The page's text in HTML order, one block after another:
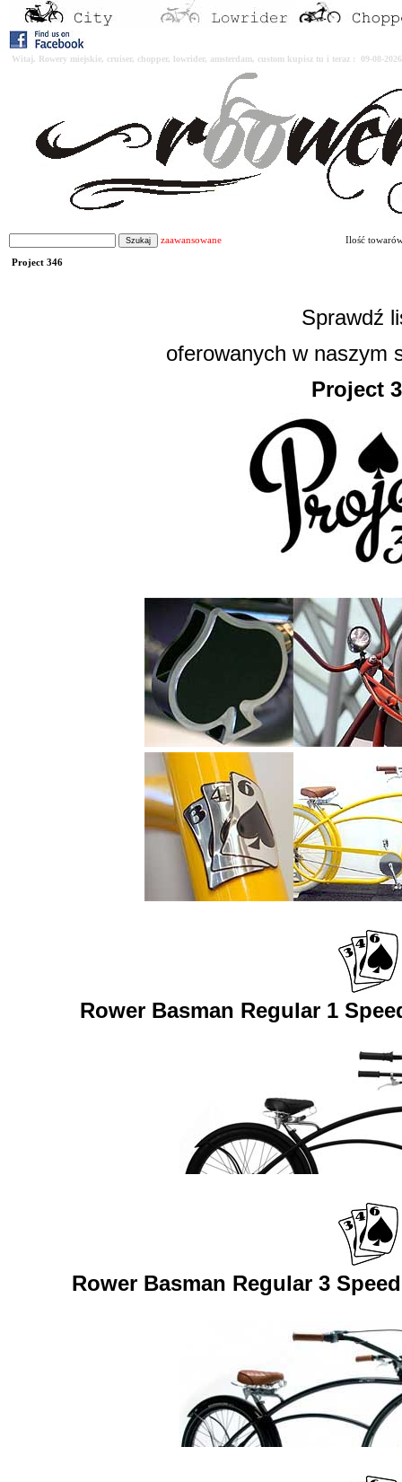
Witaj. Rowery miejskie, cruiser, chopper, lowrider, amsterdam, custom kupisz tu i teraz : 09-08-
zaawansowane Ilość
Project 346
Sprawdź
oferowanych w naszym
Project
Rower Basman Regular 1
Rower Basman Regular 3